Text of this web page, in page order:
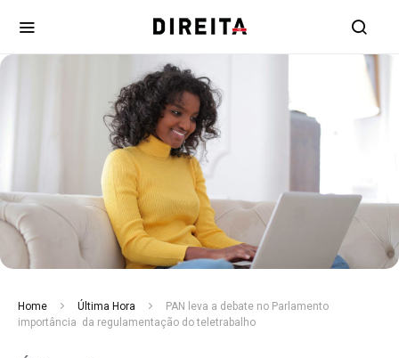
Home Última Hora
PAN leva a debate no Parlamento
importância da regulamentação do teletrabalho